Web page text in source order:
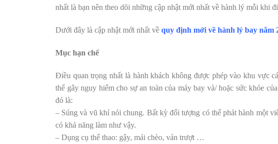
nhất là bạn nên theo dõi những cập nhật mới nhất về hành lý mỗi khi
Dưới đây là cập nhật mới nhất về quy định mới về hành lý bay năm
Mục hạn chế
Điều quan trọng nhất là hành khách không được phép vào khu vực
thể gây nguy hiểm cho sự an toàn của máy bay và/ hoặc sức khỏe
đó là:
– Súng và vũ khí nói chung. Bất kỳ đối tượng có thể phát hành một
có khả năng làm như vậy.
– Dụng cụ thể thao: gậy, mái chèo, ván trượt …